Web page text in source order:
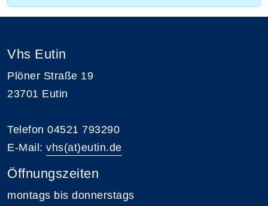
Vhs Eutin
Plöner Straße 19
23701 Eutin
Telefon 04521 793290
E-Mail: vhs(at)eutin.de
Öffnungszeiten
montags bis donnerstags